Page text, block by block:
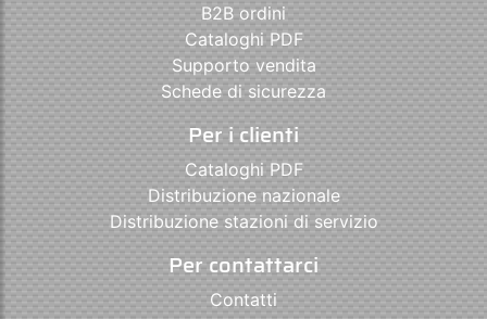
B2B ordini
Cataloghi PDF
Supporto vendita
Schede di sicurezza
Per i clienti
Cataloghi PDF
Distribuzione nazionale
Distribuzione stazioni di servizio
Per contattarci
Contatti